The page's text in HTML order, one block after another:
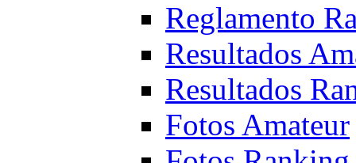
Reglamento
Resultados
Resultados
Fotos Amateur